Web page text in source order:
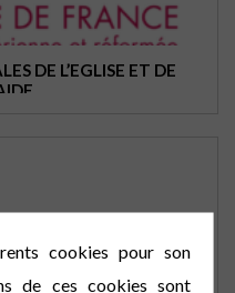
DE L’EGLISE ET DE
cookies pour son
de ces cookies sont